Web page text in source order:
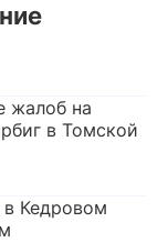
жалоб на
в Томской
Кедровом